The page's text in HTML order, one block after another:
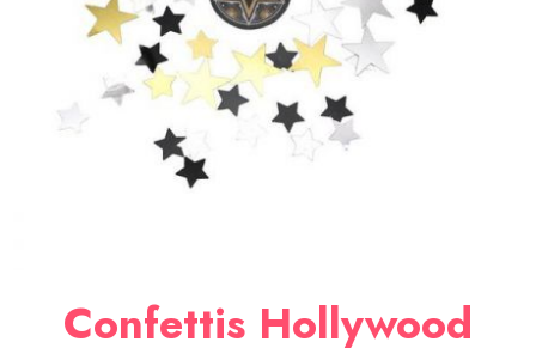
DÉCO
Confettis Hollywood